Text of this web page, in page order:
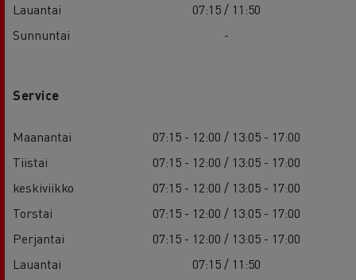
Lauantai
07:15 / 11:50
Sunnuntai
-
Service
Maanantai
07:15 - 12:00 / 13:05 - 17:00
Tiistai
07:15 - 12:00 / 13:05 - 17:00
keskiviikko
07:15 - 12:00 / 13:05 - 17:00
Torstai
07:15 - 12:00 / 13:05 - 17:00
Perjantai
07:15 - 12:00 / 13:05 - 17:00
Lauantai
07:15 / 11:50